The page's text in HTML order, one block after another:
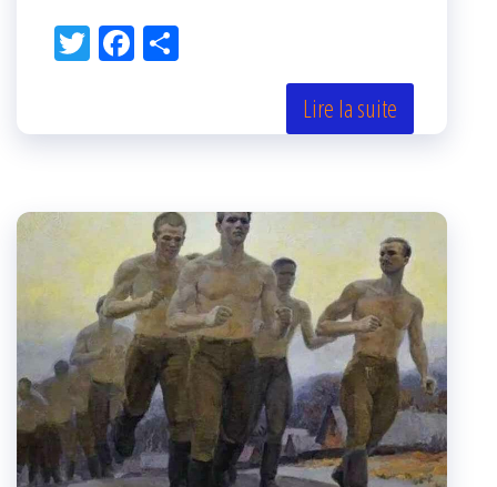
Tw Fac
k r
Lire la suite